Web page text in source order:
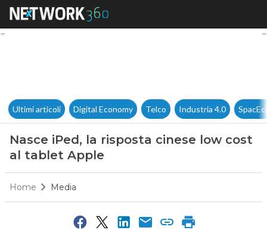
Nasce iPed, la risposta
Ultimi articoli Digital Economy Telco Industria 4.0
Nasce iPed, la risposta cinese low cost
al tablet Apple
Home Media